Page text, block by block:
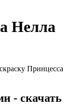
Нелла
Принцесса
- скачать